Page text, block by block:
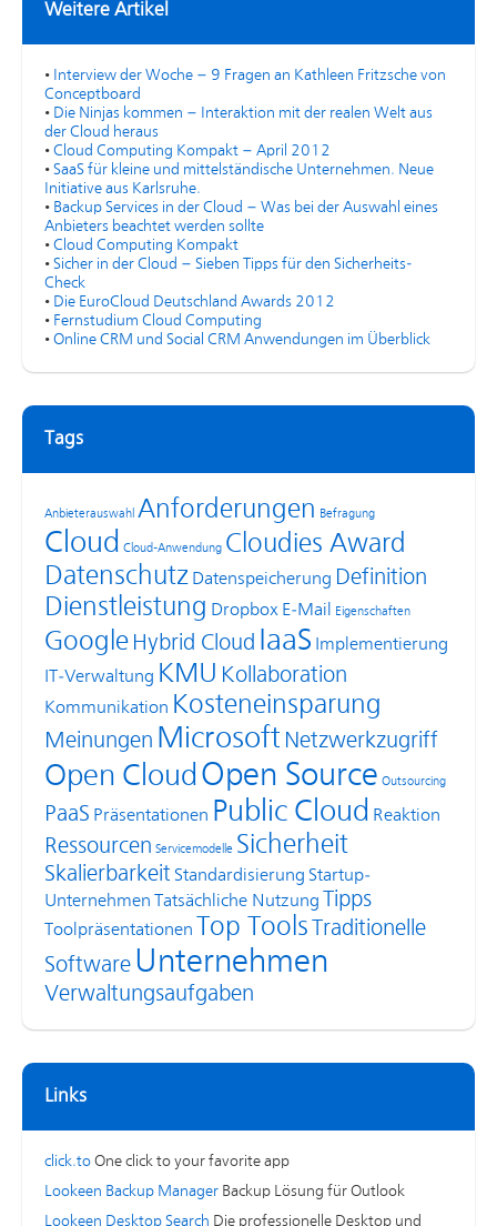
Weitere Artikel
• Interview der Woche – 9 Fragen an Kathleen Fritzsche von
Conceptboard
• Die Ninjas kommen – Interaktion mit der realen Welt aus
der Cloud heraus
• Cloud Computing Kompakt – April 2012
• SaaS für kleine und mittelständische Unternehmen. Neue
Initiative aus Karlsruhe.
• Backup Services in der Cloud – Was bei der Auswahl eines
Anbieters beachtet werden sollte
• Cloud Computing Kompakt
• Sicher in der Cloud – Sieben Tipps für den Sicherheits-
Check
• Die EuroCloud Deutschland Awards 2012
• Fernstudium Cloud Computing
• Online CRM und Social CRM Anwendungen im Überblick
Tags
Anbieterauswahl Anforderungen Befragung
Cloud Cloud-Anwendung Cloudies Award
Datenschutz Datenspeicherung Definition
Dienstleistung Dropbox E-Mail Eigenschaften
Google Hybrid Cloud IaaS Implementierung
IT-Verwaltung KMU Kollaboration
Kommunikation Kosteneinsparung
Meinungen Microsoft Netzwerkzugriff
Open CloudOpen Source Outsourcing
PaaS Präsentationen Public Cloud Reaktion
Ressourcen Servicemodelle Sicherheit
Skalierbarkeit Standardisierung Startup-
Unternehmen Tatsächliche Nutzung Tipps
Toolpräsentationen Top Tools
Traditionelle
Software Unternehmen
Verwaltungsaufgaben
Links
click.to One click to your favorite app
Lookeen Backup Manager Backup Lösung für Outlook
Lookeen Desktop Search Die professionelle Desktop und